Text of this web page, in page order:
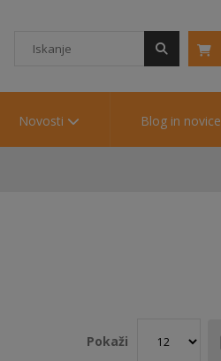
Novosti Blog in novice
Pokaži